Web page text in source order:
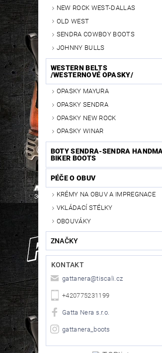
NEW ROCK WEST-DALLAS
OLD WEST
SENDRA COWBOY BOOTS
JOHNNY BULLS
WESTERN BELTS
/WESTERNOVÉ OPASKY/
OPASKY MAYURA
OPASKY SENDRA
OPASKY NEW ROCK
OPASKY WINAR
BOTY SENDRA-SENDRA
BIKER BOOTS
PÉČE O OBUV
KRÉMY NA OBUV A IMPREGNACE
VKLÁDACÍ STÉLKY
OBOUVÁKY
ZNAČKY
KONTAKT
gattanera@tiscali.cz
+420775231199
Gatta Nera s.r.o.
gattanera_boots